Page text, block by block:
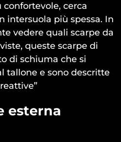
confortevole, cerca
intersuola più spessa. In
vedere quali scarpe da
queste scarpe di
di schiuma che si
tallone e sono descritte
esterna